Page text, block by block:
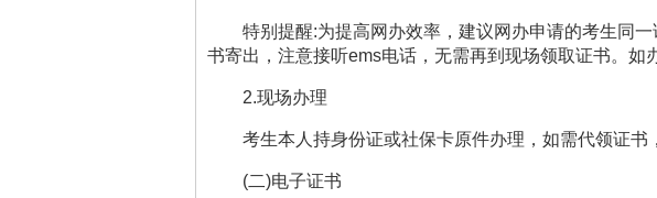
特别提醒:为提高网办效率，建议网办申请的考生同
书寄出，注意接听ems电话，无需再到现场领取证书。如
2.现场办理
考生本人持身份证或社保卡原件办理，如需代领证
(二)电子证书